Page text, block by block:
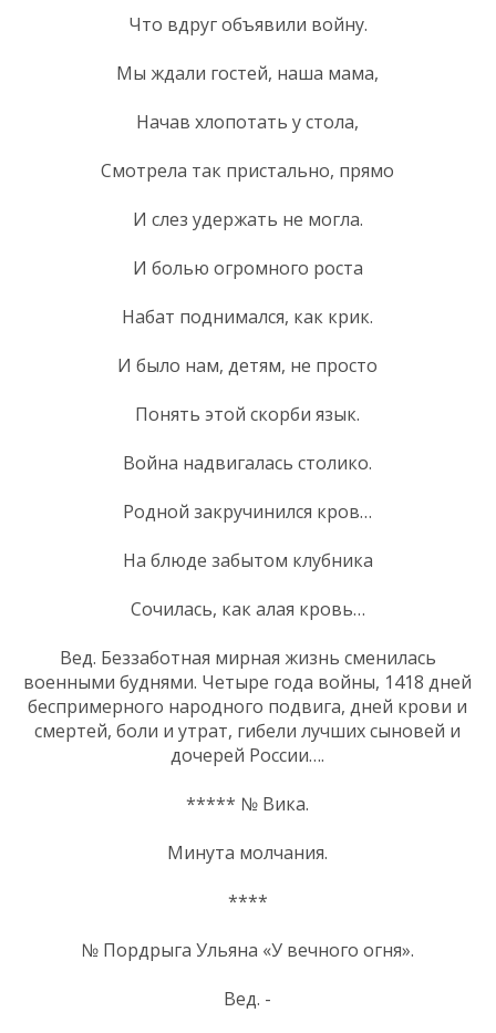
Что вдруг объявили войну.
Мы ждали гостей, наша мама,
Начав хлопотать у стола,
Смотрела так пристально, прямо
И слез удержать не могла.
И болью огромного роста
Набат поднимался, как крик.
И было нам, детям, не просто
Понять этой скорби язык.
Война надвигалась столико.
Родной закручинился кров…
На блюде забытом клубника
Сочилась, как алая кровь…
Вед. Беззаботная мирная жизнь сменилась
военными буднями. Четыре года войны, 1418 дней
беспримерного народного подвига, дней крови и
смертей, боли и утрат, гибели лучших сыновей и
дочерей России….
***** № Вика.
Минута молчания.
****
№ Пордрыга Ульяна «У вечного огня».
Вед. -